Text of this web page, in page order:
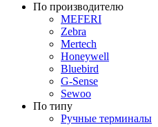
По производителю
MEFERI
Zebra
Mertech
Honeywell
Bluebird
G-Sense
Sewoo
По типу
Ручные терминалы